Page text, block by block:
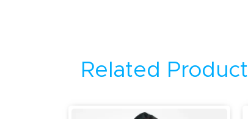
Related Product